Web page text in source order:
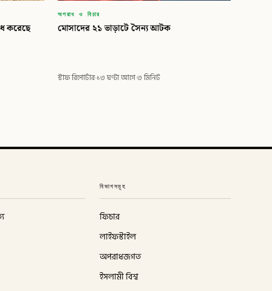
করেছে
অপরাধ ও বিচার
মোসাদের ২১ ভাড়াটে সৈন্য আটক
স্টাফ রিপোর্টার·১৩ ঘণ্টা আগে·৩ মিনিট
বিভাগসমূহ
ফিচার
লাইফস্টাইল
অপরাধজগত
ইসলামী বিশ্ব